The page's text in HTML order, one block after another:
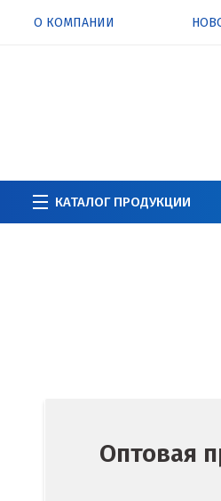
О КОМПАНИИ
КАТАЛОГ ПРОДУКЦИИ
Оптовая